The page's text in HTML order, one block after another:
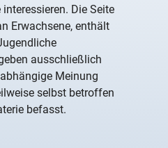
Die Seite
Erwachsene, enthält
ausschließlich
Meinung
selbst betroffen
befasst.